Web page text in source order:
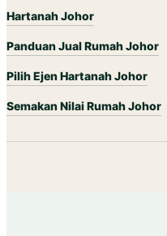
Hartanah Johor
Panduan Jual Rumah Johor
Pilih Ejen Hartanah Johor
Semakan Nilai Rumah Johor